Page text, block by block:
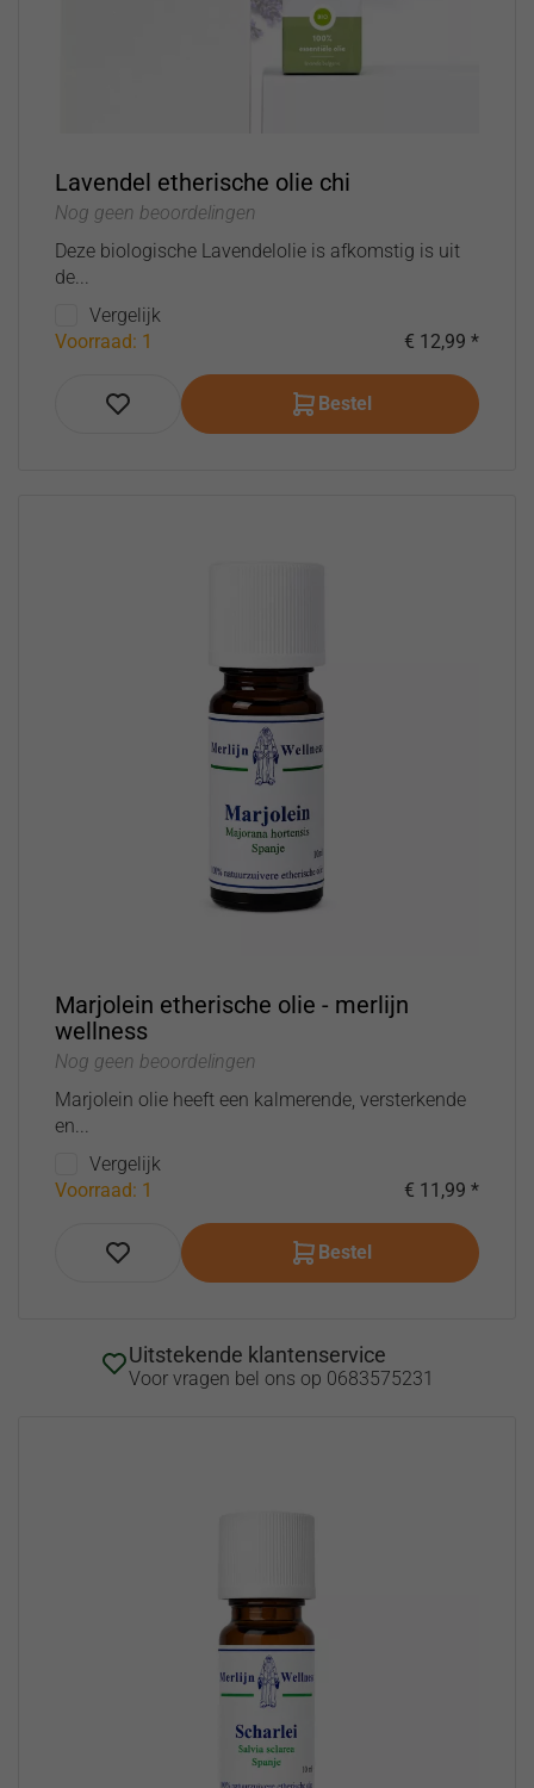
Lavendel etherische olie chi
Nog geen beoordelingen
Deze biologische Lavendelolie is afkomstig is uit
de...
Vergelijk
Voorraad: 1
€ 12,99 *
Bestel
Marjolein etherische olie - merlijn
wellness
Nog geen beoordelingen
Marjolein olie heeft een kalmerende, versterkende
en...
Vergelijk
Voorraad: 1
€ 11,99 *
Bestel
Uitstekende klantenservice
Voor vragen bel ons op 0683575231